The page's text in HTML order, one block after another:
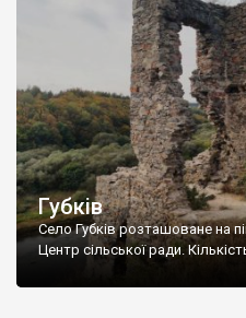
Губків
Село Губків розташоване на
Центр сільської ради.